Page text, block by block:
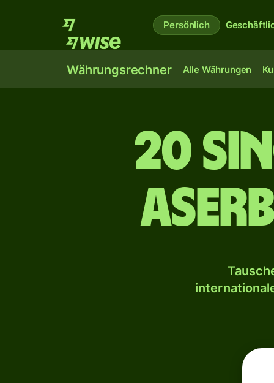
Persönlich
Währungsrechner Alle Währungen
20